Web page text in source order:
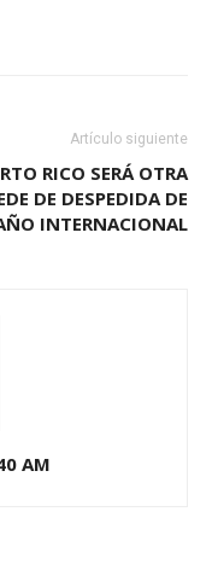
Artículo siguiente
RICO SERÁ OTRA
DE DESPEDIDA DE
INTERNACIONAL
AM